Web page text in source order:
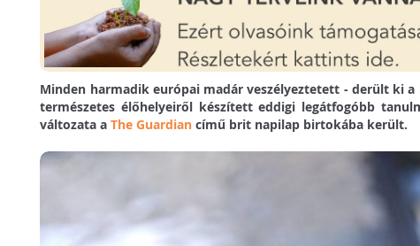
Minden harmadik európai madár veszélyeztetett - derült ki
természetes élőhelyeiről készített eddigi legátfogóbb
változata aThe Guardian című brit napilap birtokába került.